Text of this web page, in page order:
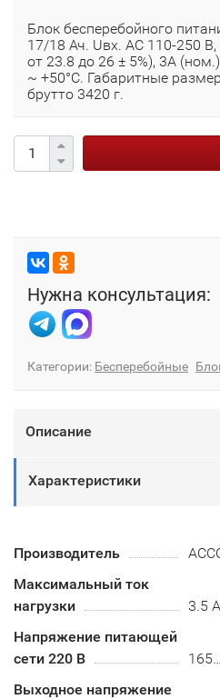
Блок бесперебойного
17/18 Ач. Uвх. AC 110-250
от 23.8 до 26 ± 5%), 3A
~ +50°C. Габаритные
брутто 3420 г.
Нужна консультация:
Категории: Бесперебойные
Описание
Характеристики
Производитель
Максимальный ток
нагрузки
3.5 А
Напряжение питающей
сети 220 В
Выходное напряжение